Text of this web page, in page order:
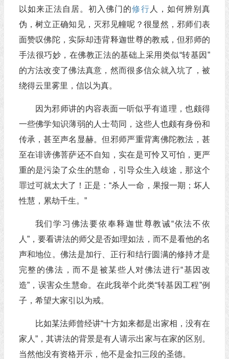
以如来正法自居。初入佛门的修行 人，如何辨别真
伪，树立正确知见，灭邪见幢呢？很显然，邪师们表
面赞叹佛陀，实际却违背释迦世尊的教戒，但邪师的
手法很巧妙，在佛教正法的基础上采用类似“转基因”
的方法改变了佛法真意，然而很多信众就入坑了，被
绕得云里雾里，信以为真。
因为邪师讲的内容表面一听似乎有道理，也颇得
一些佛学知识薄弱的人士苟同，这些人也颇有身份和
传承，甚至声名显赫。但邪师严重背离佛陀教法，甚
至在诽谤佛菩萨还不自知，实在是可怜又可怕，更严
重的是污染了众生的慧命，引导众生入歧途，那这个
罪过可就太大了！正是：“杀人一命，果报一期；坏人
性慧，累劫千生。”
我们学习佛法要依奉释迦世尊教诫“依法不依
人”，要看讲法的师父是否如理如法，而不是看他的名
声和地位。佛法是加行、正行和结行圆满的修持才是
完整的佛法，而不是被某些人对佛法进行“基因改
造”，误害众生慧命。在此我举个此类“转基因工程”例
子，希望大家引以为戒。
比如某法师曾经讲“十方如来都是出家相，没有在
家人”，其讲法的背景是有人请示出家与在家的区别。
当然他没有资格开示，他不是金扣三段的圣德。